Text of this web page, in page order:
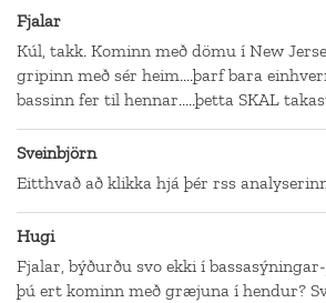
Fjalar
Kúl, takk. Kominn með dömu í New
gripinn með sér heim....þarf bara
bassinn fer til hennar.....þetta SKAL
Sveinbjörn
Eitthvað að klikka hjá þér rss
Hugi
Fjalar, býðurðu svo ekki í
þú ert kominn með græjuna í hendur?